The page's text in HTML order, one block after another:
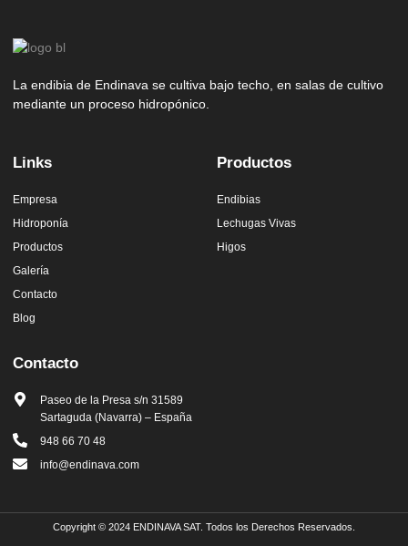
La endibia de Endinava se cultiva bajo techo, en salas de cultivo
mediante un proceso hidropónico.
Links
Empresa
Hidroponía
Productos
Galería
Contacto
Blog
Productos
Endibias
Lechugas Vivas
Higos
Contacto
Paseo de la Presa s/n 31589
Sartaguda (Navarra) – España
948 66 70 48
info@endinava.com
Copyright © 2024 ENDINAVA SAT. Todos los Derechos Reservados.